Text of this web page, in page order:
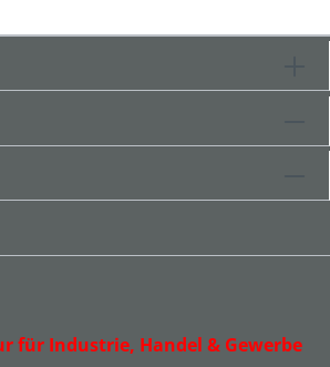
für Industrie, Handel & Gewerbe